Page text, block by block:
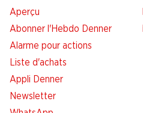
Aperçu
Abonner l'Hebdo Denner
Alarme pour actions
Liste d'achats
Appli Denner
Newsletter